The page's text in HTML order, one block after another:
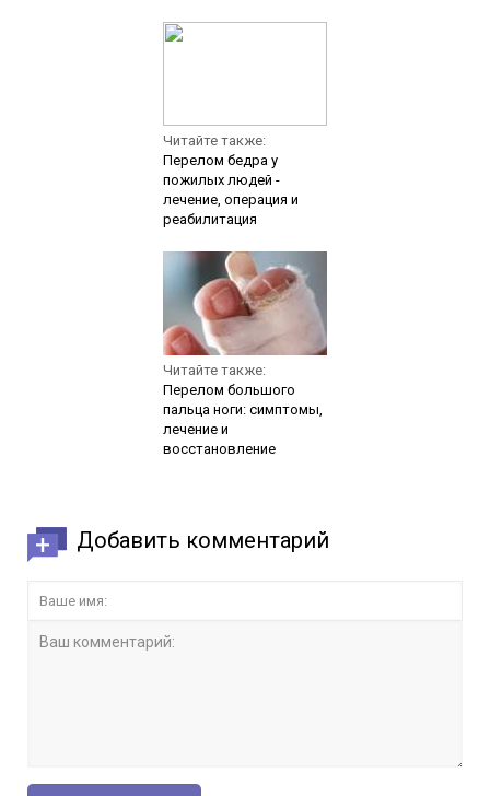
Читайте также:
Перелом бедра у
пожилых людей -
лечение, операция и
реабилитация
Читайте также:
Перелом большого
пальца ноги: симптомы,
лечение и
восстановление
Добавить комментарий